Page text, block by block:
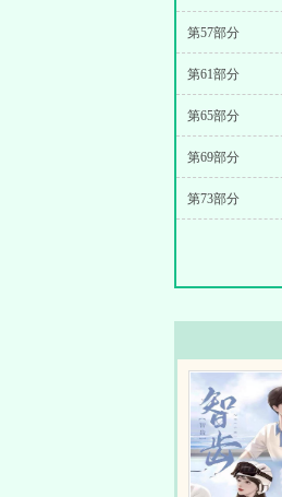
第57部分
第61部分
第65部分
第69部分
第73部分